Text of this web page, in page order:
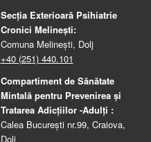
Secția Exterioară Psihiatrie
Cronici Melinești:
Comuna Melinești, Dolj
+40 (251) 440.101
Compartiment de Sănătate
Mintală pentru Prevenirea şi
Tratarea Adicţiilor -Adulţi :
Calea București nr.99, Craiova,
Dolj